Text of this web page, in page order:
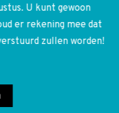
winkelwagen
1699000100
U kunt gewoon
er rekening mee dat
zullen worden!